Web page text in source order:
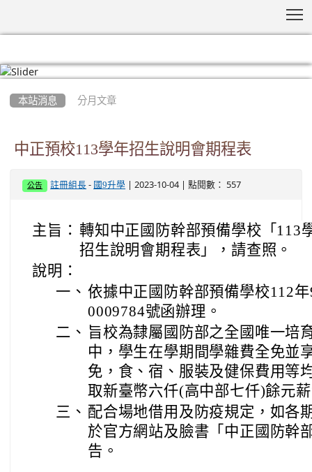
本站消息 分月文章
中正預校113學年招生說明會期程表
公告 註冊組長 - 國9升學 | 2023-10-04 | 點閱數： 557
主旨： 轉知中正國防幹部預備學校「113
招生說明會期程表」，請查照。
說明：
一、 依據中正國防幹部預備學校112
0009784號函辦理。
二、 旨校為隸屬國防部之全國唯一培
中，學生在學期間學雜費全免並
免，食、宿、服裝及健保費用等
取新臺幣六仟(高中部七仟)餘元
三、 配合場地借用及防疫規定，如各
於官方網站及臉書「中正國防幹
告。